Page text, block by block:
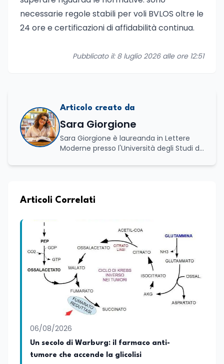
necessarie regole stabili per voli BVLOS oltre le
24 ore e certificazioni di affidabilità continua.
Pubblicato il: 8 luglio 2026 alle ore 12:51
Articolo creato da
Sara Giorgione
Sara Giorgione è laureanda in Lettere
Moderne presso l'Università degli Studi di
settore editoriale, occupandosi di attività
moderatrice in eventi letterari, curando il
proprio percorso formativo e
professionale ha sviluppato solide
competenze nella comunicazione, nella
scrittura e nell'organizzazione di iniziative
culturali. Su Edunews24 si occupa della
cura di contenuti e approfondimenti
dedicati al mondo della cultura,
dell'attualità e della formazione. È
ideatrice e curatrice della rassegna
letteraria “Storie da Tè”, progetto nato
con l'obiettivo di promuovere la lettura e
favorire il confronto tra autori, opere e
pubblico attraverso incontri e dialoghi
dedicati alla letteratura contemporanea.
Articoli Correlati
06/08/2026
Un secolo di Warburg: il farmaco anti-
tumore che accende la glicolisi